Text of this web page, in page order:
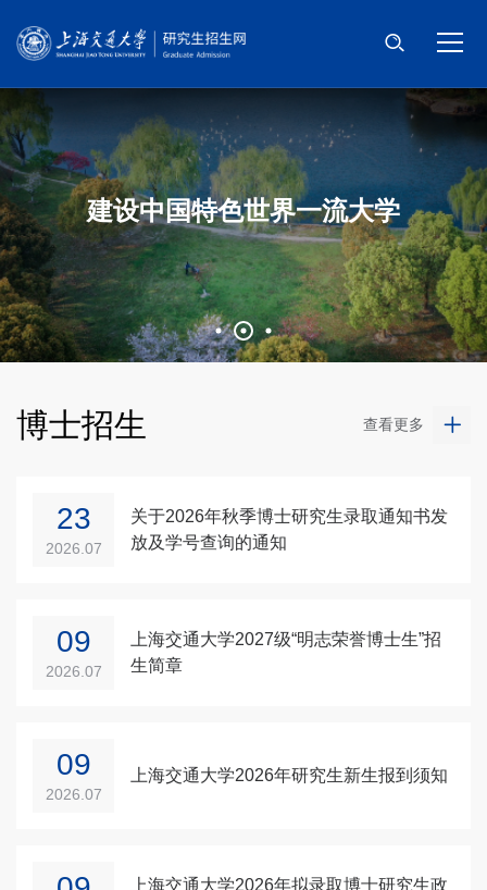
首页
招考信息
招生简章
网上报名
信息公示
招考政策
选择身份
信息系统登录
联系我们
建设中国特色世界一流大学
博士招生 查看更多
23
2026.07
关于2026年秋季博士研究生录取通知书发
放及学号查询的通知
09
2026.07
上海交通大学2027级“明志荣誉博士生”招
生简章
09
2026.07
上海交通大学2026年研究生新生报到须知
上海交通大学2026年拟录取博士研究生政